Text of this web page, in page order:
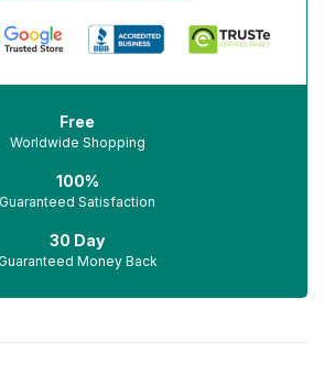
Free
Worldwide Shopping
100%
Guaranteed Satisfaction
30 Day
Money Back